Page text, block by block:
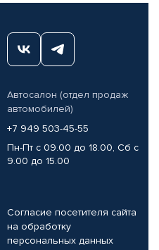
Автосалон (отдел продаж
автомобилей)
+7 949 503-45-55
Пн-Пт с 09.00 до 18.00, Сб с
9.00 до 15.00
Согласие посетителя сайта
на обработку
персональных данных